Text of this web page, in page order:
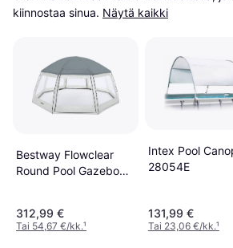
kiinnostaa sinua. Näytä kaikki
Bestway Flowclear
Round Pool Gazebo
312,99 €
Tai 54,67 €/kk.¹
Intex Pool
28054E
131,99 €
Tai 23,06 €/kk.¹